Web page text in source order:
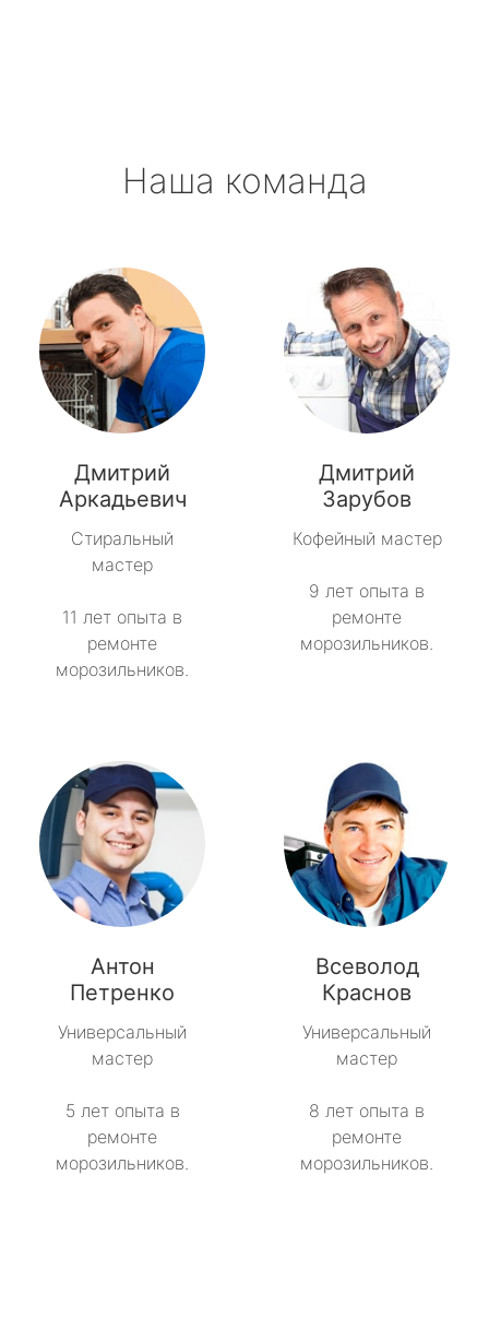
метро Первомайская
метро Пушкинская
метро Проспект Мира
метро Пражская
метро Павелецкая
метро Пятницкое шоссе
метро Сокольники
метро Профсоюзная
метро Речной вокзал
метро Семеновская
метро Спортивная
метро Спартак
метро Рижская
метро Севастопольская
метро Строгино
Наша команда
Дмитрий
Аркадьевич
Стиральный
мастер
11 лет опыта в
ремонте
морозильников.
Дмитрий
Зарубов
Кофейный мастер
9 лет опыта в
ремонте
морозильников.
Антон
Петренко
Универсальный
мастер
5 лет опыта в
ремонте
морозильников.
Всеволод
Краснов
Универсальный
мастер
8 лет опыта в
ремонте
морозильников.